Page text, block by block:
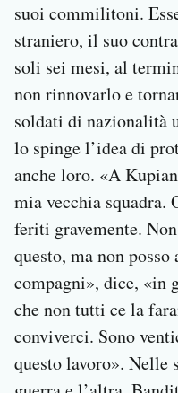
suoi commilitoni.
straniero, il suo
soli sei mesi, al
non rinnovarlo e
soldati di nazionalità
lo spinge l’idea di
anche loro. «A
mia vecchia squadra.
feriti gravemente.
questo, ma non
compagni», dice, «in
che non tutti ce la
conviverci. Sono
questo lavoro». Nelle